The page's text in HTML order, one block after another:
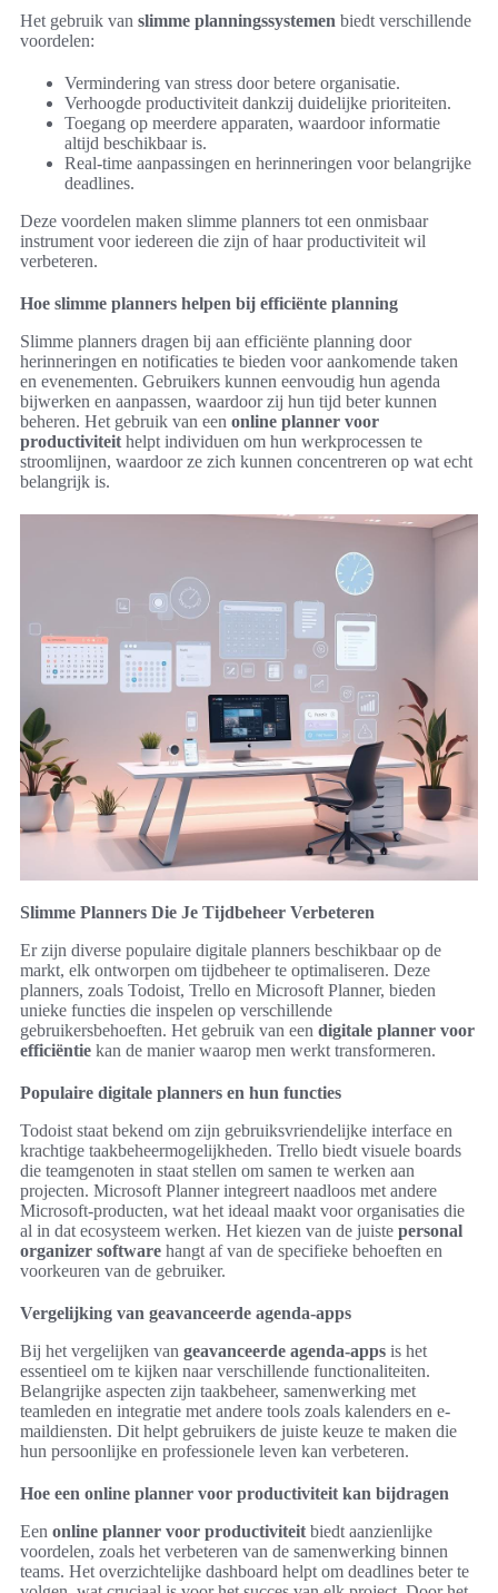
Het gebruik van slimme planningssystemen biedt verschillende
voordelen:
Vermindering van stress door betere organisatie.
Verhoogde productiviteit dankzij duidelijke prioriteiten.
Toegang op meerdere apparaten, waardoor informatie
altijd beschikbaar is.
Real-time aanpassingen en herinneringen voor belangrijke
deadlines.
Deze voordelen maken slimme planners tot een onmisbaar
instrument voor iedereen die zijn of haar productiviteit wil
verbeteren.
Hoe slimme planners helpen bij efficiënte planning
Slimme planners dragen bij aan efficiënte planning door
herinneringen en notificaties te bieden voor aankomende taken
en evenementen. Gebruikers kunnen eenvoudig hun agenda
bijwerken en aanpassen, waardoor zij hun tijd beter kunnen
beheren. Het gebruik van een online planner voor
productiviteit helpt individuen om hun werkprocessen te
stroomlijnen, waardoor ze zich kunnen concentreren op wat echt
belangrijk is.
Slimme Planners Die Je Tijdbeheer Verbeteren
Er zijn diverse populaire digitale planners beschikbaar op de
markt, elk ontworpen om tijdbeheer te optimaliseren. Deze
planners, zoals Todoist, Trello en Microsoft Planner, bieden
unieke functies die inspelen op verschillende
gebruikersbehoeften. Het gebruik van een digitale planner voor
efficiëntie kan de manier waarop men werkt transformeren.
Populaire digitale planners en hun functies
Todoist staat bekend om zijn gebruiksvriendelijke interface en
krachtige taakbeheermogelijkheden. Trello biedt visuele boards
die teamgenoten in staat stellen om samen te werken aan
projecten. Microsoft Planner integreert naadloos met andere
Microsoft-producten, wat het ideaal maakt voor organisaties die
al in dat ecosysteem werken. Het kiezen van de juiste personal
organizer software hangt af van de specifieke behoeften en
voorkeuren van de gebruiker.
Vergelijking van geavanceerde agenda-apps
Bij het vergelijken van geavanceerde agenda-apps is het
essentieel om te kijken naar verschillende functionaliteiten.
Belangrijke aspecten zijn taakbeheer, samenwerking met
teamleden en integratie met andere tools zoals kalenders en e-
maildiensten. Dit helpt gebruikers de juiste keuze te maken die
hun persoonlijke en professionele leven kan verbeteren.
Hoe een online planner voor productiviteit kan bijdragen
Een online planner voor productiviteit biedt aanzienlijke
voordelen, zoals het verbeteren van de samenwerking binnen
teams. Het overzichtelijke dashboard helpt om deadlines beter te